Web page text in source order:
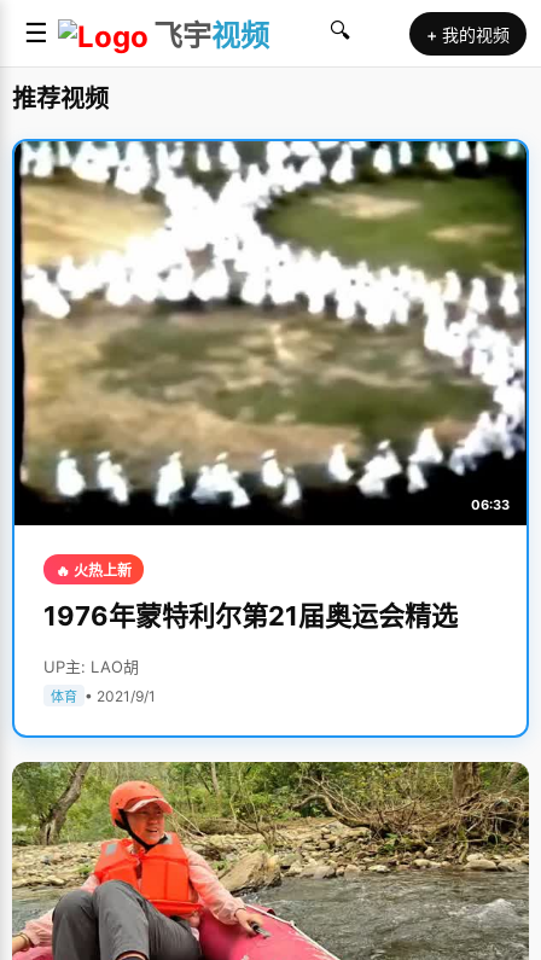
☰ 飞宇视频 🔍 + 我的视频
推荐视频
06:33
🔥 火热上新
1976年蒙特利尔第21届奥运会精选
UP主: LAO胡
体育 • 2021/9/1